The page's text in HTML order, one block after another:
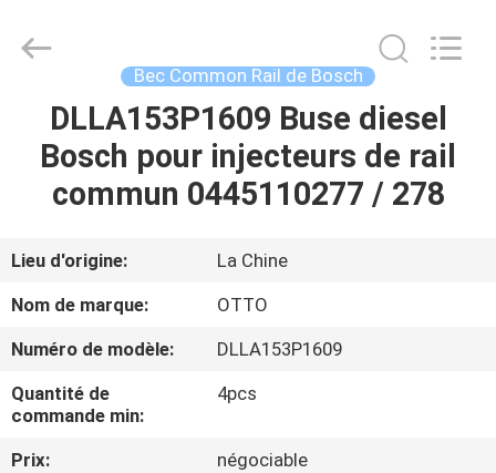
MAISON
PRODUITS
À
DE
NOUS
OTTO
AUTO
Bec Common Rail de Bosch
DLLA153P1609 Buse diesel
Bosch pour injecteurs de rail
commun 0445110277 / 278
Lieu d'origine:
La Chine
Nom de marque:
OTTO
Numéro de modèle:
DLLA153P1609
Quantité de
commande min:
4pcs
Prix:
négociable